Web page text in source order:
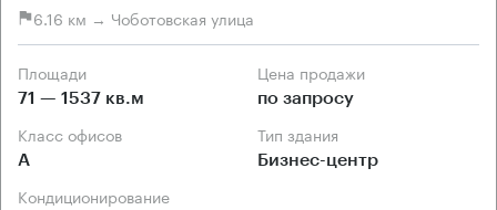
6.16 км → Чоботовская улица
Площади
71 — 1537 кв.м
Цена продажи
по запросу
Класс офисов
А
Тип здания
Бизнес-центр
Кондиционирование